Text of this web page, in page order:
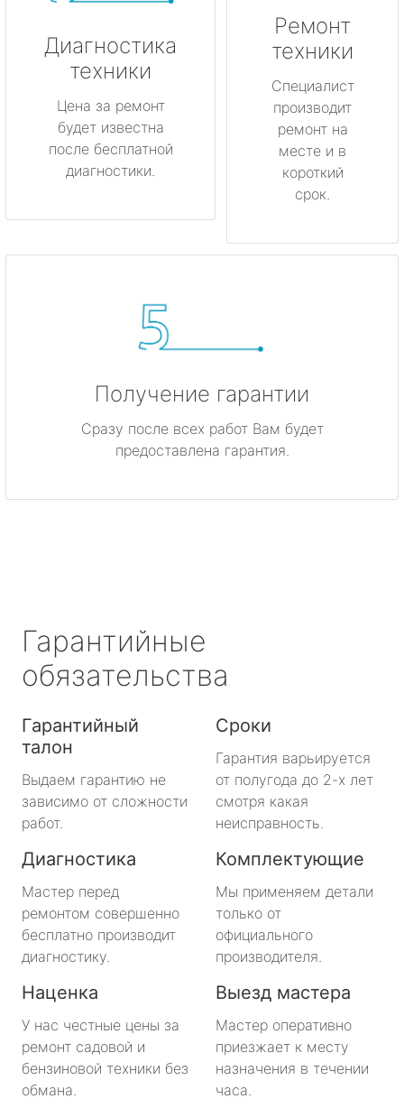
Диагностика
техники
Цена за ремонт
будет известна
после бесплатной
диагностики.
Ремонт
техники
Специалист
производит
ремонт на
месте и в
короткий
срок.
Получение гарантии
Сразу после всех работ Вам будет
предоставлена гарантия.
Гарантийные
обязательства
Гарантийный
талон
Выдаем гарантию не
зависимо от сложности
работ.
Сроки
Гарантия варьируется
от полугода до 2-х лет
смотря какая
неисправность.
Диагностика
Мастер перед
ремонтом совершенно
бесплатно производит
диагностику.
Комплектующие
Мы применяем детали
только от
официального
производителя.
Наценка
У нас честные цены за
ремонт садовой и
бензиновой техники без
обмана.
Выезд мастера
Мастер оперативно
приезжает к месту
назначения в течении
часа.